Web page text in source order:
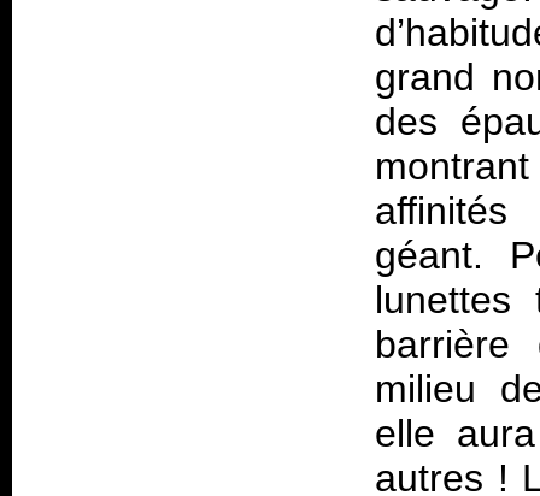
grand
des
affinités
géant.
milieu
elle
autres !